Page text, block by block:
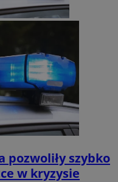
pozwoliły szybko
w kryzysie